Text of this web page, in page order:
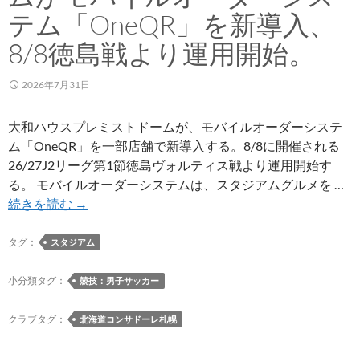
テム「OneQR」を新導入、
8/8徳島戦より運用開始。
2026年7月31日
大和ハウスプレミストドームが、モバイルオーダーシステ
ム「OneQR」を一部店舗で新導入する。8/8に開催される
26/27J2リーグ第1節徳島ヴォルティス戦より運用開始す
る。 モバイルオーダーシステムは、スタジアムグルメを …
続きを読む 大
ハ
ス
レ
→
タグ： スタジアム
小分類タグ： 競技：男子サッカー
クラブタグ： 北海道コンサドーレ札幌